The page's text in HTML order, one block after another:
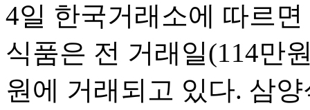
4일 한국거래소에 따르
식품은 전 거래일(114만
원에 거래되고 있다. 삼